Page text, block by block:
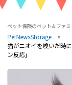
ペット保険のペット＆ファ
PetNewsStorage
猫がニオイを嗅いだ時
ン反応」